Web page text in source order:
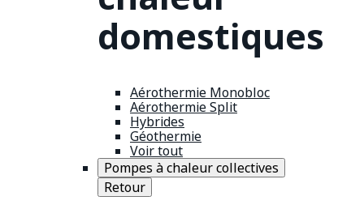
domestiques
Aérothermie Monobloc
Aérothermie Split
Hybrides
Géothermie
Voir tout
Pompes à chaleur collectives
Retour